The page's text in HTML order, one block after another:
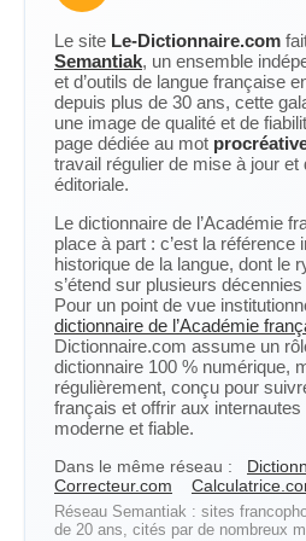
Le site Le-Dictionnaire.com
Semantiak, un ensemble
et d’outils de langue française
depuis plus de 30 ans, cette
une image de qualité et de
page dédiée au mot
travail régulier de mise à jour et
éditoriale.
Le dictionnaire de l’Académie
place à part : c’est la référence
historique de la langue, dont le
s’étend sur plusieurs
Pour un point de vue
dictionnaire de l’Académie
Dictionnaire.com assume un
dictionnaire 100 % numérique,
régulièrement, conçu pour
français et offrir aux internautes
moderne et fiable.
Dans le même réseau :
Correcteur.com
Réseau Semantiak : sites
de 20 ans, cités par de nombreux